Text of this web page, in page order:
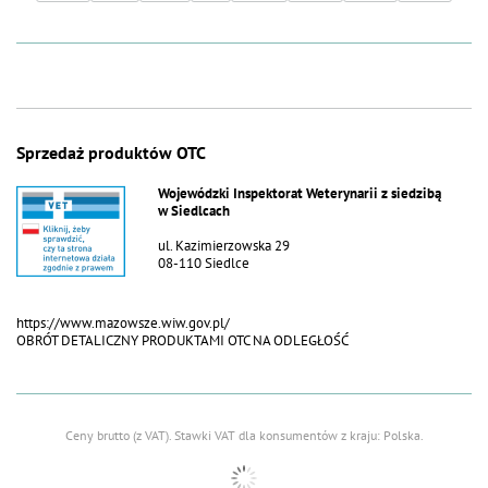
Sprzedaż produktów OTC
Wojewódzki Inspektorat Weterynarii z siedzibą
w Siedlcach
ul. Kazimierzowska 29
08-110 Siedlce
https://www.mazowsze.wiw.gov.pl/
OBRÓT DETALICZNY PRODUKTAMI OTC NA ODLEGŁOŚĆ
Ceny brutto (z VAT). Stawki VAT dla konsumentów z kraju: Polska